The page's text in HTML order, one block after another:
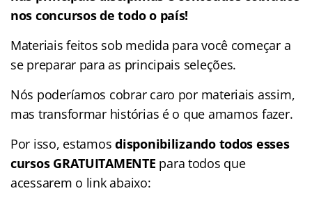
nos concursos de todo o país!
Materiais feitos sob medida para você começar a
se preparar para as principais seleções.
Nós poderíamos cobrar caro por materiais assim,
mas transformar histórias é o que amamos fazer.
Por isso, estamos disponibilizando todos esses
cursos GRATUITAMENTE para todos que
acessarem o link abaixo: